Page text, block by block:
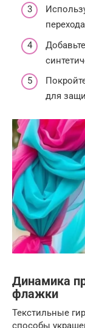
для
Динамика
флажки
Текстильные
способы